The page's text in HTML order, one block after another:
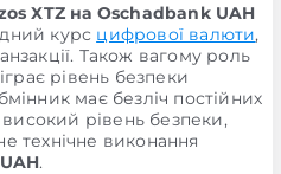
XTZ на Oschadbank UAH
курс цифрової валюти,
Також вагому роль
рівень безпеки
має безліч постійних
високий рівень безпеки,
технічне виконання
.